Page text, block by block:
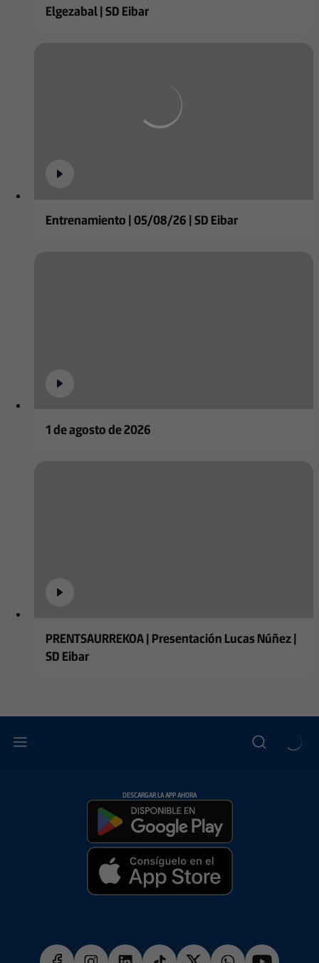
Elgezabal | SD Eibar
Entrenamiento | 05/08/26 | SD Eibar
1 de agosto de 2026
PRENTSAURREKOA | Presentación Lucas Núñez |
SD Eibar
DESCARGAR LA APP AHORA